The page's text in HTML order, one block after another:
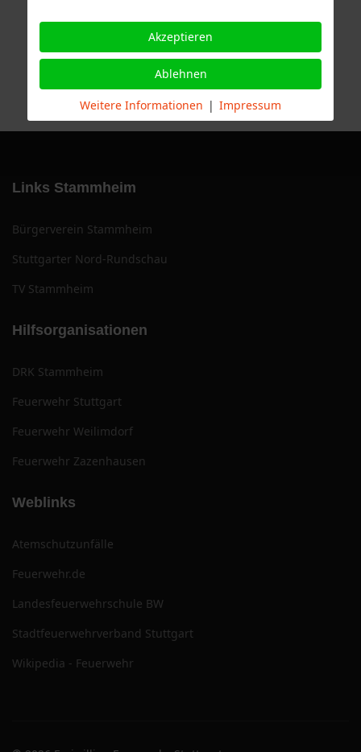
Links Stammheim
Bürgerverein Stammheim
Stuttgarter Nord-Rundschau
TV Stammheim
Hilfsorganisationen
DRK Stammheim
Feuerwehr Stuttgart
Feuerwehr Weilimdorf
Feuerwehr Zazenhausen
Weblinks
Atemschutzunfälle
Feuerwehr.de
Landesfeuerwehrschule BW
Stadtfeuerwehrverband Stuttgart
Wikipedia - Feuerwehr
Akzeptieren
Ablehnen
Weitere Informationen | Impressum